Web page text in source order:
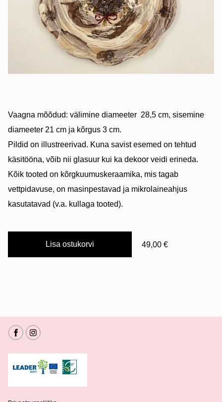
Vaagna mõõdud: välimine diameeter 28,5 cm, sisemine
diameeter 21 cm ja kõrgus 3 cm.
Pildid on illustreerivad. Kuna savist esemed on tehtud
käsitööna, võib nii glasuur kui ka dekoor veidi erineda.
Kõik tooted on kõrgkuumuskeraamika, mis tagab
vettpidavuse, on masinpestavad ja mikrolaineahjus
kasutatavad (v.a. kullaga tooted).
Lisa ostukorvi 49,00 €